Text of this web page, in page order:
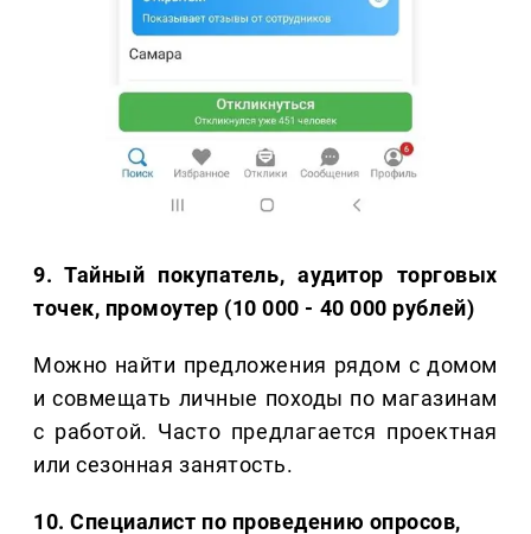
9. Тайный покупатель, аудитор торговых
точек, промоутер (10 000 - 40 000 рублей)
Можно найти предложения рядом с домом
и совмещать личные походы по магазинам
с работой. Часто предлагается проектная
или сезонная занятость.
10. Специалист по проведению опросов,